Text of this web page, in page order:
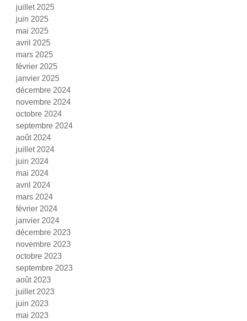
juillet 2025
juin 2025
mai 2025
avril 2025
mars 2025
février 2025
janvier 2025
décembre 2024
novembre 2024
octobre 2024
septembre 2024
août 2024
juillet 2024
juin 2024
mai 2024
avril 2024
mars 2024
février 2024
janvier 2024
décembre 2023
novembre 2023
octobre 2023
septembre 2023
août 2023
juillet 2023
juin 2023
mai 2023